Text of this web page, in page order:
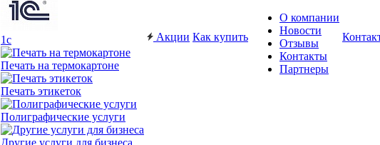
1c
Печать на термокартоне
Печать этикеток
Полиграфические услуги
Другие услуги для бизнеса
Акции Как купить
О компании
Новости
Отзывы
Контакты
Партнеры